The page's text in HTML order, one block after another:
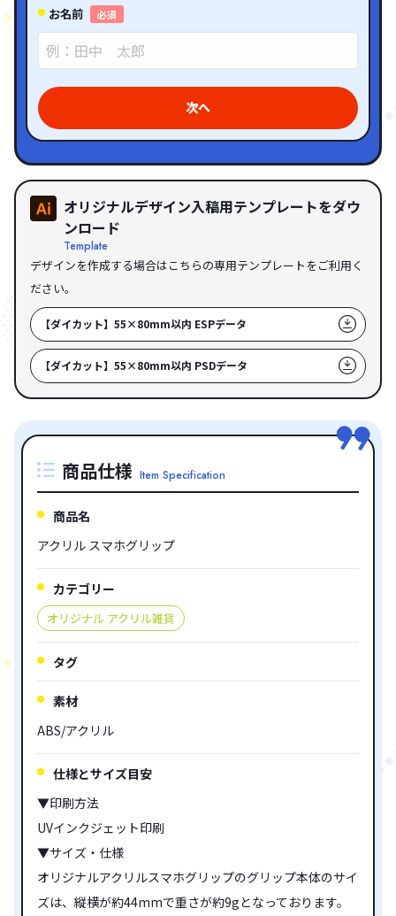
お名前 必須
次へ
オリジナルデザイン入稿用テンプレートをダウ
ンロード
Template
デザインを作成する場合はこちらの専用テンプレートをご利用く
ださい。
【ダイカット】55×80mm以内 ESPデータ
【ダイカット】55×80mm以内 PSDデータ
商品仕様 Item Specification
商品名
アクリル スマホグリップ
カテゴリー
オリジナル アクリル雑貨
タグ
素材
ABS/アクリル
仕様とサイズ目安
▼印刷方法
UVインクジェット印刷
▼サイズ・仕様
オリジナルアクリルスマホグリップのグリップ本体のサイ
ズは、縦横が約44mmで重さが約9gとなっております。